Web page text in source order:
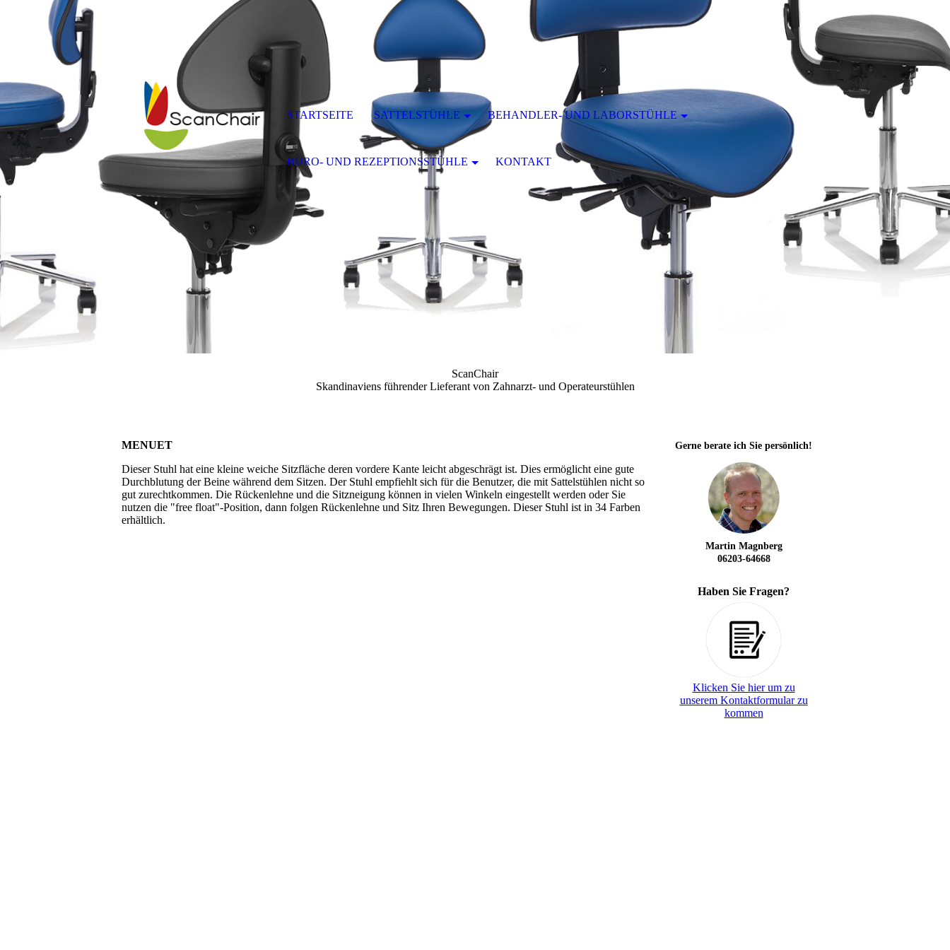
ScanChair
Skandinaviens führender Lieferant von Zahnarzt- und Operateurstühlen
MENUET
Dieser Stuhl hat eine kleine weiche Sitzfläche deren vordere Kante leicht abgeschrägt ist. Dies ermöglicht eine gute
Durchblutung der Beine während dem Sitzen. Der Stuhl empfiehlt sich für die Benutzer, die mit Sattelstühlen nicht so
gut zurechtkommen. Die Rückenlehne und die Sitzneigung können in vielen Winkeln eingestellt werden oder Sie
nutzen die "free float"-Position, dann folgen Rückenlehne und Sitz Ihren Bewegungen. Dieser Stuhl ist in 34 Farben
erhältlich.
Gerne berate ich Sie persönlich!
Martin Magnberg
06203-64668
Haben Sie Fragen?
Klicken Sie hier um zu
unserem Kontaktformular zu
kommen
STARTSEITE SATTELSTÜHLE BEHANDLER- UND LABORSTÜHLE
BÜRO- UND REZEPTIONSSTÜHLE KONTAKT